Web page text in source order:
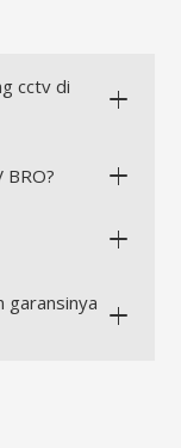
cctv di
BRO?
garansinya